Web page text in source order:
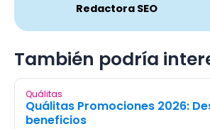
Redactora SEO
También podría
Quálitas
Quálitas Promociones 2026:
beneficios